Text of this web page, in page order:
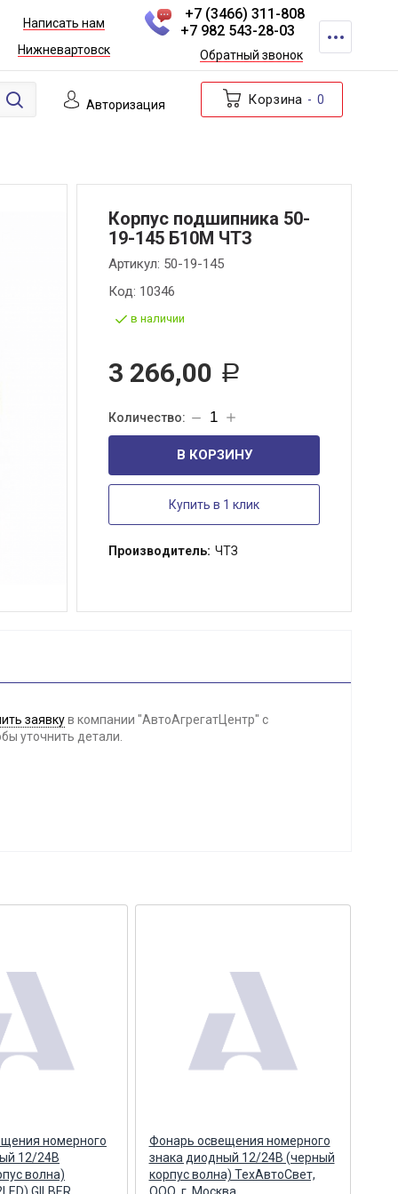
Написать нам
Нижневартовск
+7 (3466) 311-808
+7 982 543-28-03
Обратный звонок
Авторизация Корзина 0
Корпус подшипника 50-
19-145 Б10М ЧТЗ
Артикул: 50-19-145
Код: 10346
в наличии
3 266,00 Р
В КОРЗИНУ
Купить в 1 клик
Производитель: ЧТЗ
заявкув компании "АвтоАгрегатЦентр" с
уточнить детали.
номерного
12/24В
волна)
GILBER
Фонарь освещения номерного
знака диодный 12/24В (черный
корпус волна) ТехАвтоСвет,
ООО, г. Москва